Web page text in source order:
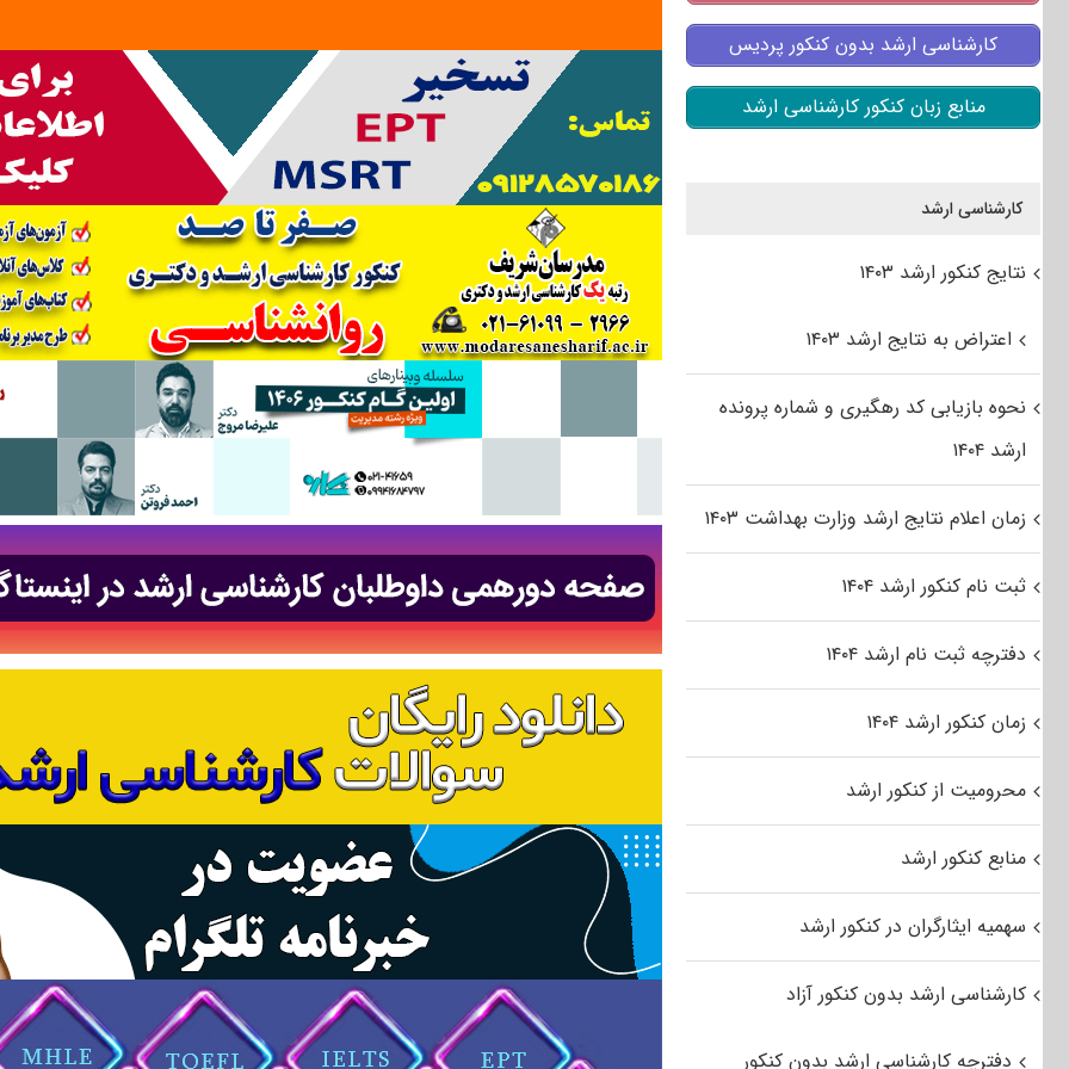
کارشناسی ارشد بدون کنکور پردیس
منابع زبان کنکور کارشناسی ارشد
کارشناسی ارشد
نتایج کنکور ارشد ۱۴۰۳
اعتراض به نتایج ارشد ۱۴۰۳
نحوه بازیابی کد رهگیری و شماره پرونده
ارشد ۱۴۰۴
زمان اعلام نتایج ارشد وزارت بهداشت ۱۴۰۳
ثبت نام کنکور ارشد ۱۴۰۴
دفترچه ثبت نام ارشد ۱۴۰۴
زمان کنکور ارشد ۱۴۰۴
محرومیت از کنکور ارشد
منابع کنکور ارشد
سهمیه ایثارگران در کنکور ارشد
کارشناسی ارشد بدون کنکور آزاد
دفترچه کارشناسی ارشد بدون کنکور